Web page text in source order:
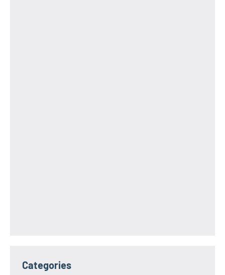
Categories